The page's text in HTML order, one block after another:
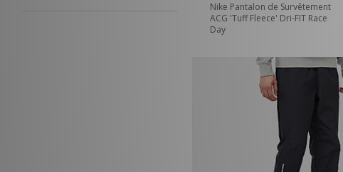
Nike Pantalon de Survêtement
ACG 'Tuff Fleece' Dri-FIT Race
Day